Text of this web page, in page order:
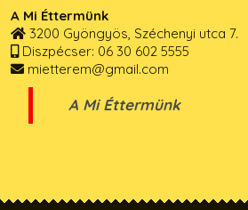
A Mi Éttermünk
3200 Gyöngyös, Széchenyi utca 7.
Diszpécser: 06 30 602 5555
mietterem@gmail.com
A Mi Éttermünk